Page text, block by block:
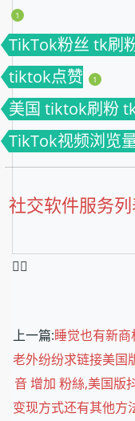
1
TikTok粉丝 tk刷
tiktok点赞 1
美国 tiktok刷粉
TikTok视频浏览
社交软件服务列
❤️‍🔥
上一篇:睡觉也有新商
老外纷纷求链接美国
音 增加 粉絲,美国版
变现方式还有其他方